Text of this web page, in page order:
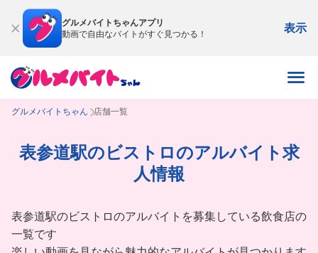
グルメバイトちゃんアプリ
動画で自由なバイトがすぐ見つかる！
表示
グルメバイトちゃん 店舗一覧
表参道駅のビストロのアルバイト求
人情報
表参道駅のビストロのアルバイトを募集している飲食店の
一覧です